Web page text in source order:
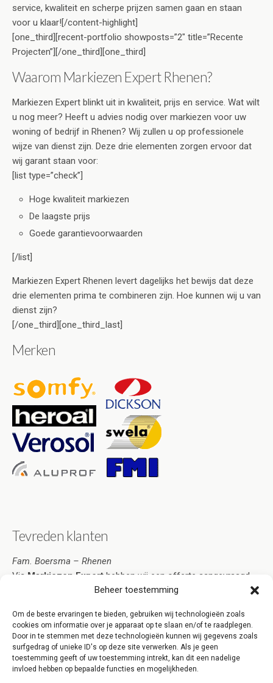
Beheer toestemming
Om de beste ervaringen te bieden, gebruiken wij technologieën zoals
cookies om informatie over je apparaat op te slaan en/of te raadplegen.
Door in te stemmen met deze technologieën kunnen wij gegevens zoals
surfgedrag of unieke ID's op deze site verwerken. Als je geen
toestemming geeft of uw toestemming intrekt, kan dit een nadelige
invloed hebben op bepaalde functies en mogelijkheden.
service, kwaliteit en scherpe prijzen samen gaan en staan
voor u klaar![/content-highlight]
[one_third][recent-portfolio showposts=”2″ title=”Recente
Projecten”][/one_third][one_third]
Waarom Markiezen Expert Rhenen?
Markiezen Expert blinkt uit in kwaliteit, prijs en service. Wat wilt
u nog meer? Heeft u advies nodig over markiezen voor uw
woning of bedrijf in Rhenen? Wij zullen u op professionele
wijze van dienst zijn. Deze drie elementen zorgen ervoor dat
wij garant staan voor:
[list type=”check”]
Hoge kwaliteit markiezen
De laagste prijs
Goede garantievoorwaarden
[/list]
Markiezen Expert Rhenen levert dagelijks het bewijs dat deze
drie elementen prima te combineren zijn. Hoe kunnen wij u van
dienst zijn?
[/one_third][one_third_last]
Merken
Tevreden klanten
Fam. Boersma – Rhenen
Via Markiezen Expert hebben wij een offerte aangevraagd.
De offerte omvatte al onze wensen en was tegelijkertijd zeer
daarna werden de markiezen al geplaatst. Wij zijn erg tevreden
over Markiezen Expert Rhenen!
[clear][/one_third_last]